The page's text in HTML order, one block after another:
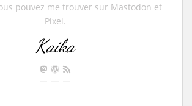
pouvez me trouver sur Mastodon et
Pixel.
Kaika